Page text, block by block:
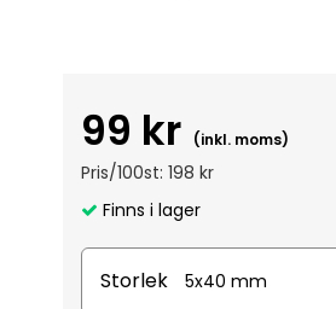
99 kr (inkl. moms)
Pris/100st: 198 kr
Finns i lager
Storlek